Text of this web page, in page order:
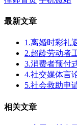
最新文章
1.离婚时彩礼
2.超龄劳动者
3.消费者预付
4.社交媒体言
5.社会救助申
相关文章